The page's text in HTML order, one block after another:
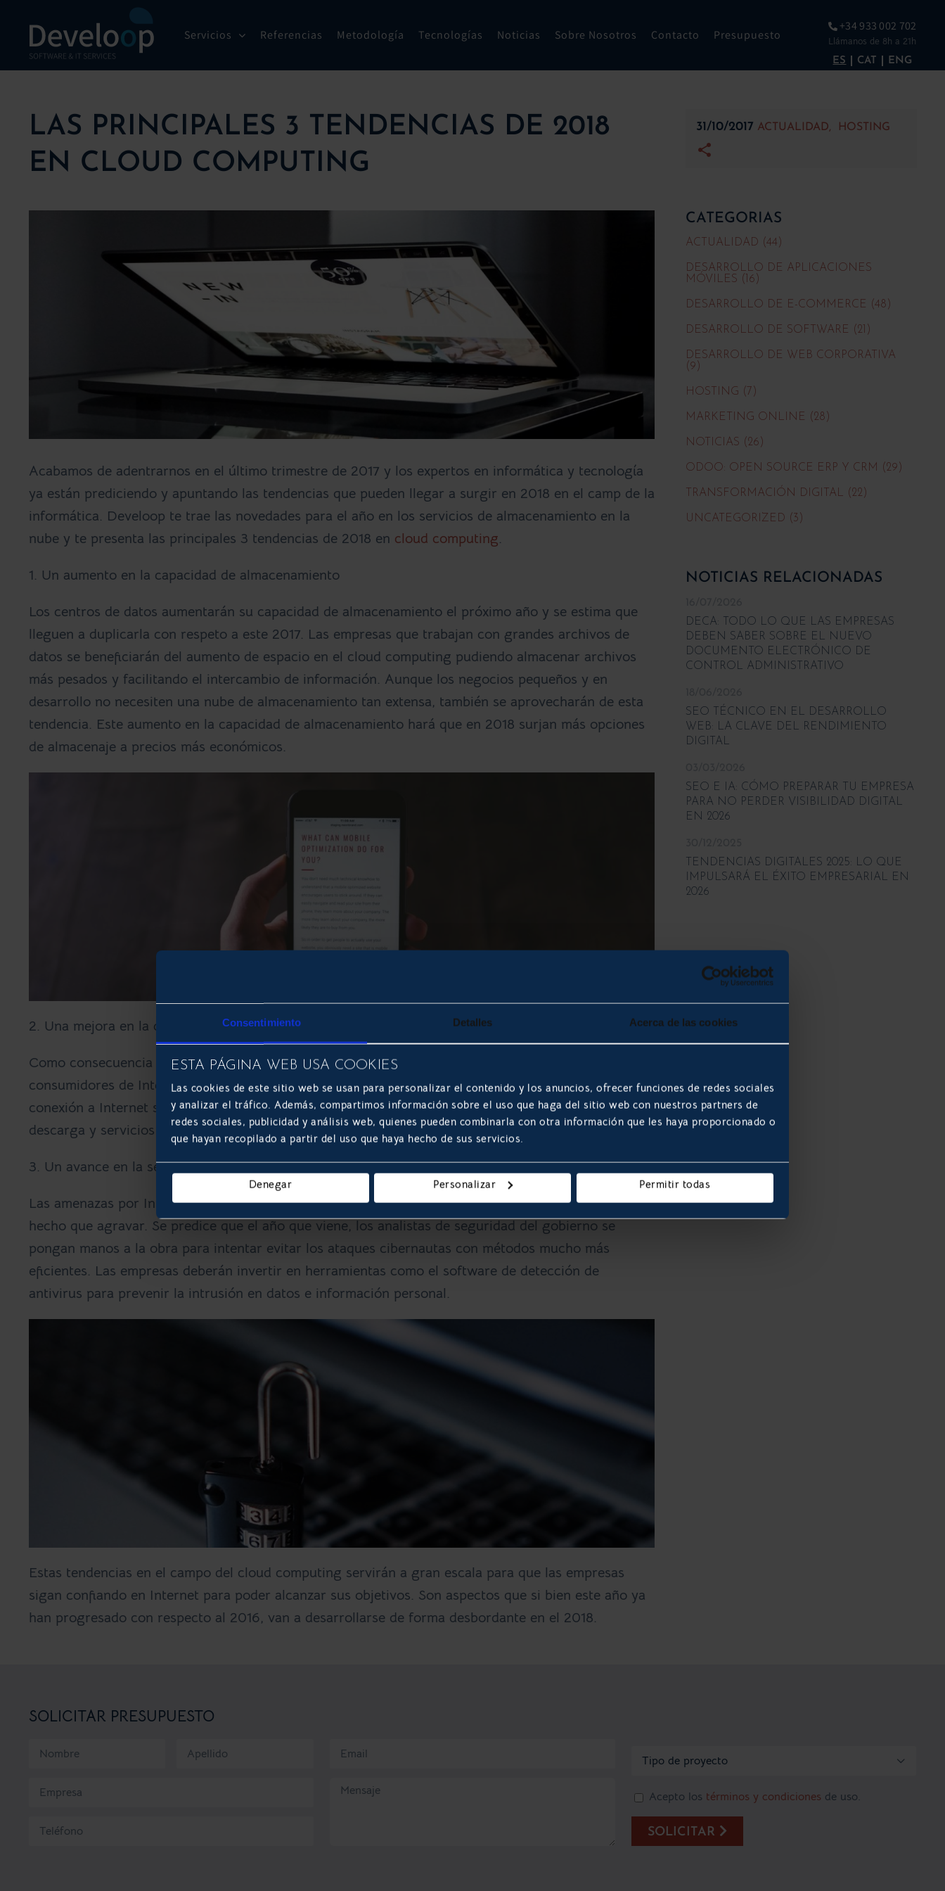
Consentimiento Detalles Acerca de las cookies
ESTA PÁGINA WEB USA COOKIES
Las cookies de este sitio web se usan para personalizar el contenido y los anuncios, ofrecer funciones de redes sociales
y analizar el tráfico. Además, compartimos información sobre el uso que haga del sitio web con nuestros partners de
redes sociales, publicidad y análisis web, quienes pueden combinarla con otra información que les haya proporcionado o
que hayan recopilado a partir del uso que haya hecho de sus servicios.
Denegar Personalizar Permitir todas
contenido
Servicios Referencias Metodología Tecnologías Noticias Sobre Nosotros Contacto Presupuesto
+34 933 002 702
Llámanos de 8h a 21h
ES CAT ENG
LAS PRINCIPALES 3 TENDENCIAS DE 2018
EN CLOUD COMPUTING
Acabamos de adentrarnos en el último trimestre de 2017 y los expertos en informática y tecnología
ya están prediciendo y apuntando las tendencias que pueden llegar a surgir en 2018 en el camp de la
informática. Develoop te trae las novedades para el año en los servicios de almacenamiento en la
nube y te presenta las principales 3 tendencias de 2018 en cloud computing.
1. Un aumento en la capacidad de almacenamiento
Los centros de datos aumentarán su capacidad de almacenamiento el próximo año y se estima que
lleguen a duplicarla con respeto a este 2017. Las empresas que trabajan con grandes archivos de
datos se beneficiarán del aumento de espacio en el cloud computing pudiendo almacenar archivos
más pesados y facilitando el intercambio de información. Aunque los negocios pequeños y en
desarrollo no necesiten una nube de almacenamiento tan extensa, también se aprovecharán de esta
tendencia. Este aumento en la capacidad de almacenamiento hará que en 2018 surjan más opciones
de almacenaje a precios más económicos.
2. Una mejora en la calidad de Internet
Como consecuencia del aumento en la capacidad de almacenamiento en el cloud computing, los
consumidores de Internet pueden esperar una mejora en la calidad de la red informática en 2018. La
conexión a Internet será mucho más rápida notando un progreso en la carga de páginas web y en la
descarga y servicios de aplicaciones.
3. Un avance en la seguridad de la red
Las amenazas por Internety losciberataquesson una realidad del siglo XXI y en este 2017 solo han
hecho que agravar. Se predice que el año que viene, los analistas de seguridad del gobierno se
pongan manos a la obra para intentar evitar los ataques cibernautas con métodos mucho más
eficientes. Las empresas deberán invertir en herramientas como el software de detección de
antivirus para prevenir la intrusión en datos e información personal.
Estas tendencias en el campo del cloud computing servirán a gran escala para que las empresas
sigan confiando en Internet para poder alcanzar sus objetivos. Son aspectos que si bien este año ya
han progresado con respecto al 2016, van a desarrollarse de forma desbordante en el 2018.
31/10/2017 ACTUALIDAD HOSTING
CATEGORIAS
ACTUALIDAD (44)
DESARROLLO DE APLICACIONES
MÓVILES (16)
DESARROLLO DE E-COMMERCE (48)
DESARROLLO DE SOFTWARE (21)
DESARROLLO DE WEB CORPORATIVA
(9)
HOSTING (7)
MARKETING ONLINE (28)
NOTICIAS (26)
ODOO: OPEN SOURCE ERP Y CRM (29)
TRANSFORMACIÓN DIGITAL (22)
UNCATEGORIZED (3)
NOTICIAS RELACIONADAS
DECA: TODO LO QUE LAS EMPRESAS
DEBEN SABER SOBRE EL NUEVO
DOCUMENTO ELECTRÓNICO DE
CONTROL ADMINISTRATIVO
SEO TÉCNICO EN EL DESARROLLO
WEB: LA CLAVE DEL RENDIMIENTO
DIGITAL
SEO E IA: CÓMO PREPARAR TU EMPRESA
PARA NO PERDER VISIBILIDAD DIGITAL
EN 2026
TENDENCIAS DIGITALES 2025: LO QUE
IMPULSARÁ EL ÉXITO EMPRESARIAL EN
2026
SOLICITAR PRESUPUESTO

Acepto los términos y condiciones de uso.
SOLICITAR